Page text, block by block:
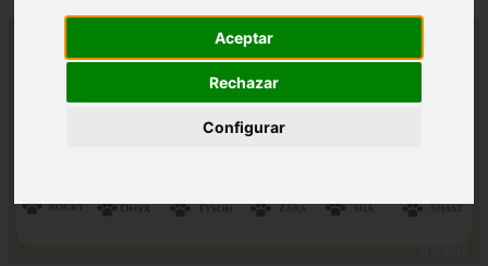
Aceptar
Rechazar
Configurar